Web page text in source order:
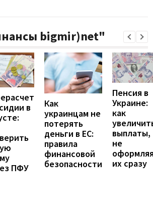
bigmir)net"
в
ПФУ
Как
украинцам не
потерять
деньги в ЕС:
правила
финансовой
безопасности
Пенсия в
Украине:
как
выплаты,
не
их сразу